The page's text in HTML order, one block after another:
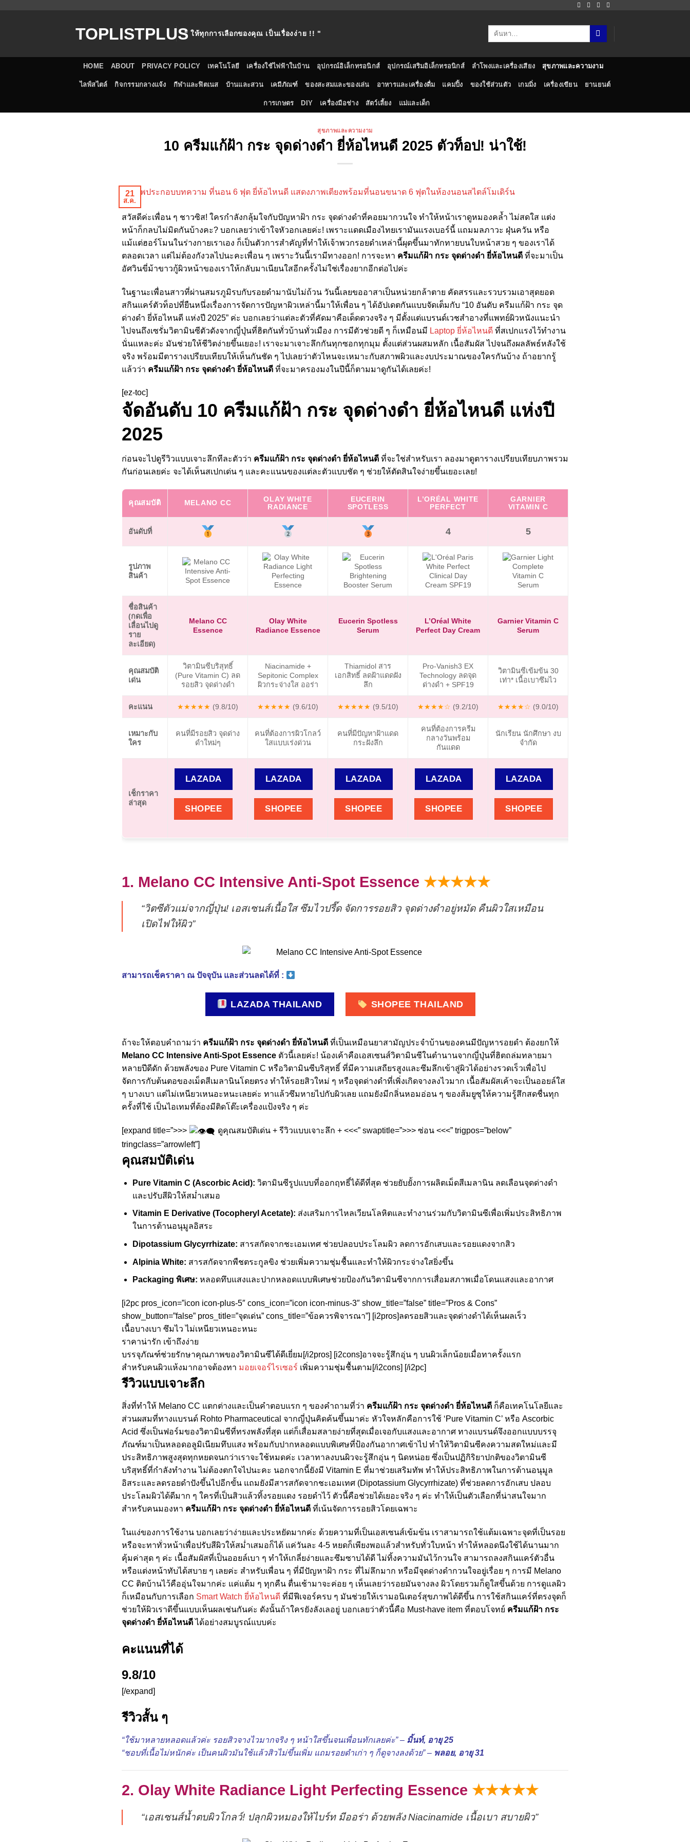
TOPLISTPLUS" ให้ทุกการเลือกของคุณ เป็นเรื่องง่าย !! "
HOME ABOUT PRIVACY POLICY เทคโนโลยี เครื่องใช้ไฟฟ้าในบ้าน อุปกรณ์อิเล็กทรอนิกส์ อุปกรณ์เสริมอิเล็กทรอนิกส์ ลำโพงและเครื่องเสียง สุขภาพและความงาม
ไลฟ์สไตล์ กิจกรรมกลางแจ้ง กีฬาและฟิตเนส บ้านและสวน เคมีภัณฑ์ ของสะสมและของเล่น อาหารและเครื่องดื่ม แคมปิ้ง ของใช้ส่วนตัว เกมมิ่ง เครื่องเขียน ยานยนต์
การเกษตร DIY เครื่องมือช่าง สัตว์เลี้ยง แม่และเด็ก
สุขภาพและความงาม
10 ครีมแก้ฝ้า กระ จุดด่างดํา ยี่ห้อไหนดี 2025 ตัวท็อป! น่าใช้!
21
ส.ค.
สวัสดีค่ะเพื่อน ๆ ชาวซิส! ใครกำลังกลุ้มใจกับปัญหาฝ้า กระ จุดด่างดำที่คอยมากวนใจ ทำให้หน้าเราดูหมองคล้ำ ไม่สดใส แต่ง
หน้าก็กลบไม่มิดกันบ้างคะ? บอกเลยว่าเข้าใจหัวอกเลยค่ะ! เพราะแดดเมืองไทยเรามันแรงเบอร์นี้ แถมมลภาวะ ฝุ่นควัน หรือ
แม้แต่ฮอร์โมนในร่างกายเราเอง ก็เป็นตัวการสำคัญที่ทำให้เจ้าพวกรอยดำเหล่านี้ผุดขึ้นมาทักทายบนใบหน้าสวย ๆ ของเราได้
ตลอดเวลา แต่ไม่ต้องกังวลไปนะคะเพื่อน ๆ เพราะวันนี้เรามีทางออก! การจะหา ครีมแก้ฝ้า กระ จุดด่างดํา ยี่ห้อไหนดี ที่จะมาเป็น
อัศวินขี่ม้าขาวกู้ผิวหน้าของเราให้กลับมาเนียนใสอีกครั้งไม่ใช่เรื่องยากอีกต่อไปค่ะ
ในฐานะเพื่อนสาวที่ผ่านสมรภูมิรบกับรอยดำมานับไม่ถ้วน วันนี้เลยขออาสาเป็นหน่วยกล้าตาย คัดสรรและรวบรวมเอาสุดยอด
สกินแคร์ตัวท็อปที่ยืนหนึ่งเรื่องการจัดการปัญหาผิวเหล่านี้มาให้เพื่อน ๆ ได้อัปเดตกันแบบจัดเต็มกับ “10 อันดับ ครีมแก้ฝ้า กระ จุด
ด่างดํา ยี่ห้อไหนดี แห่งปี 2025” ค่ะ บอกเลยว่าแต่ละตัวที่คัดมาคือเด็ดดวงจริง ๆ มีตั้งแต่แบรนด์เวชสำอางที่แพทย์ผิวหนังแนะนำ
ไปจนถึงเซรั่มวิตามินซีตัวดังจากญี่ปุ่นที่ฮิตกันทั่วบ้านทั่วเมือง การมีตัวช่วยดี ๆ ก็เหมือนมี Laptop ยี่ห้อไหนดี ที่สเปกแรงไว้ทำงาน
นั่นแหละค่ะ มันช่วยให้ชีวิตง่ายขึ้นเยอะ! เราจะมาเจาะลึกกันทุกซอกทุกมุม ตั้งแต่ส่วนผสมหลัก เนื้อสัมผัส ไปจนถึงผลลัพธ์หลังใช้
จริง พร้อมมีตารางเปรียบเทียบให้เห็นกันชัด ๆ ไปเลยว่าตัวไหนจะเหมาะกับสภาพผิวและงบประมาณของใครกันบ้าง ถ้าอยากรู้
แล้วว่า ครีมแก้ฝ้า กระ จุดด่างดํา ยี่ห้อไหนดี ที่จะมาครองมงในปีนี้ก็ตามมาดูกันได้เลยค่ะ!
[ez-toc]
จัดอันดับ 10 ครีมแก้ฝ้า กระ จุดด่างดํา ยี่ห้อไหนดี แห่งปี
2025
ก่อนจะไปดูรีวิวแบบเจาะลึกทีละตัวว่า ครีมแก้ฝ้า กระ จุดด่างดํา ยี่ห้อไหนดี ที่จะใช่สำหรับเรา ลองมาดูตารางเปรียบเทียบภาพรวม
กันก่อนเลยค่ะ จะได้เห็นสเปกเด่น ๆ และคะแนนของแต่ละตัวแบบชัด ๆ ช่วยให้ตัดสินใจง่ายขึ้นเยอะเลย!
คุณสมบัติ MELANO CC
OLAY WHITE
RADIANCE
EUCERIN
SPOTLESS
L’ORÉAL WHITE
PERFECT
GARNIER
VITAMIN C
อันดับที่ 4 5
รูปภาพ
สินค้า
ชื่อสินค้า
(กดเพื่อ
เลื่อนไปดู
ราย
ละเอียด)
Melano CC
Essence
Olay White
Radiance Essence
Eucerin Spotless
Serum
L’Oréal White
Perfect Day Cream
Garnier Vitamin C
Serum
คุณสมบัติ
เด่น
วิตามินซีบริสุทธิ์
(Pure Vitamin C) ลด
รอยสิว จุดด่างดำ
Niacinamide +
Sepitonic Complex
ผิวกระจ่างใส ออร่า
Thiamidol สาร
เอกสิทธิ์ ลดฝ้าแดดฝัง
ลึก
Pro-Vanish3 EX
Technology ลดจุด
ด่างดำ + SPF19
วิตามินซีเข้มข้น 30
เท่า* เนื้อเบาซึมไว
คะแนน ★★★★★ (9.8/10) ★★★★★ (9.6/10) ★★★★★ (9.5/10) ★★★★☆ (9.2/10) ★★★★☆ (9.0/10)
เหมาะกับ
ใคร
คนที่มีรอยสิว จุดด่าง
ดำใหม่ๆ
คนที่ต้องการผิวโกลว์
ใสแบบเร่งด่วน
คนที่มีปัญหาฝ้าแดด
กระฝังลึก
คนที่ต้องการครีม
กลางวันพร้อม
กันแดด
นักเรียน นักศึกษา งบ
จำกัด
เช็กราคา
ล่าสุด
LAZADA
SHOPEE
LAZADA
SHOPEE
LAZADA
SHOPEE
LAZADA
SHOPEE
LAZADA
SHOPEE
1. Melano CC Intensive Anti-Spot Essence ★★★★★
“วิตซีตัวแม่จากญี่ปุ่น! เอสเซนส์เนื้อใส ซึมไวปรี๊ด จัดการรอยสิว จุดด่างดำอยู่หมัด คืนผิวใสเหมือน
เปิดไฟให้ผิว”
สามารถเช็คราคา ณ ปัจจุบัน และส่วนลดได้ที่ :
LAZADA THAILAND SHOPEE THAILAND
ถ้าจะให้ตอบคำถามว่า ครีมแก้ฝ้า กระ จุดด่างดํา ยี่ห้อไหนดี ที่เป็นเหมือนยาสามัญประจำบ้านของคนมีปัญหารอยดำ ต้องยกให้
Melano CC Intensive Anti-Spot Essence ตัวนี้เลยค่ะ! น้องเค้าคือเอสเซนส์วิตามินซีในตำนานจากญี่ปุ่นที่ฮิตถล่มทลายมา
หลายปีดีดัก ด้วยพลังของ Pure Vitamin C หรือวิตามินซีบริสุทธิ์ ที่มีความเสถียรสูงและซึมลึกเข้าสู่ผิวได้อย่างรวดเร็วเพื่อไป
จัดการกับต้นตอของเม็ดสีเมลานินโดยตรง ทำให้รอยสิวใหม่ ๆ หรือจุดด่างดำที่เพิ่งเกิดจางลงไวมาก เนื้อสัมผัสเค้าจะเป็นออยล์ใส
ๆ บางเบา แต่ไม่เหนียวเหนอะหนะเลยค่ะ ทาแล้วซึมหายไปกับผิวเลย แถมยังมีกลิ่นหอมอ่อน ๆ ของส้มยูซุให้ความรู้สึกสดชื่นทุก
ครั้งที่ใช้ เป็นไอเทมที่ต้องมีติดโต๊ะเครื่องแป้งจริง ๆ ค่ะ
[expand title=”>>>
ดูคุณสมบัติเด่น + รีวิวแบบเจาะลึก + <<<” swaptitle=”>>> ซ่อน <<<” trigpos=”below”
tringclass=”arrowleft”]
คุณสมบัติเด่น
Pure Vitamin C (Ascorbic Acid): วิตามินซีรูปแบบที่ออกฤทธิ์ได้ดีที่สุด ช่วยยับยั้งการผลิตเม็ดสีเมลานิน ลดเลือนจุดด่างดำ
และปรับสีผิวให้สม่ำเสมอ
Vitamin E Derivative (Tocopheryl Acetate): ส่งเสริมการไหลเวียนโลหิตและทำงานร่วมกับวิตามินซีเพื่อเพิ่มประสิทธิภาพ
ในการต้านอนุมูลอิสระ
Dipotassium Glycyrrhizate: สารสกัดจากชะเอมเทศ ช่วยปลอบประโลมผิว ลดการอักเสบและรอยแดงจากสิว
Alpinia White: สารสกัดจากพืชตระกูลขิง ช่วยเพิ่มความชุ่มชื้นและทำให้ผิวกระจ่างใสยิ่งขึ้น
Packaging พิเศษ: หลอดทึบแสงและปากหลอดแบบพิเศษช่วยป้องกันวิตามินซีจากการเสื่อมสภาพเมื่อโดนแสงและอากาศ
[i2pc pros_icon=”icon icon-plus-5″ cons_icon=”icon icon-minus-3″ show_title=”false” title=”Pros & Cons”
show_button=”false” pros_title=”จุดเด่น” cons_title=”ข้อควรพิจารณา”] [i2pros]ลดรอยสิวและจุดด่างดำได้เห็นผลเร็ว
เนื้อบางเบา ซึมไว ไม่เหนียวเหนอะหนะ
ราคาน่ารัก เข้าถึงง่าย
บรรจุภัณฑ์ช่วยรักษาคุณภาพของวิตามินซีได้ดีเยี่ยม[/i2pros] [i2cons]อาจจะรู้สึกอุ่น ๆ บนผิวเล็กน้อยเมื่อทาครั้งแรก
สำหรับคนผิวแห้งมากอาจต้องทา มอยเจอร์ไรเซอร์ เพิ่มความชุ่มชื้นตาม[/i2cons] [/i2pc]
รีวิวแบบเจาะลึก
สิ่งที่ทำให้ Melano CC แตกต่างและเป็นคำตอบแรก ๆ ของคำถามที่ว่า ครีมแก้ฝ้า กระ จุดด่างดํา ยี่ห้อไหนดี ก็คือเทคโนโลยีและ
ส่วนผสมที่ทางแบรนด์ Rohto Pharmaceutical จากญี่ปุ่นคิดค้นขึ้นมาค่ะ หัวใจหลักคือการใช้ ‘Pure Vitamin C’ หรือ Ascorbic
Acid ซึ่งเป็นฟอร์มของวิตามินซีที่ทรงพลังที่สุด แต่ก็เสื่อมสลายง่ายที่สุดเมื่อเจอกับแสงและอากาศ ทางแบรนด์จึงออกแบบบรรจุ
ภัณฑ์มาเป็นหลอดอลูมิเนียมทึบแสง พร้อมกับปากหลอดแบบพิเศษที่ป้องกันอากาศเข้าไป ทำให้วิตามินซีคงความสดใหม่และมี
ประสิทธิภาพสูงสุดทุกหยดจนกว่าเราจะใช้หมดค่ะ เวลาทาลงบนผิวจะรู้สึกอุ่น ๆ นิดหน่อย ซึ่งเป็นปฏิกิริยาปกติของวิตามินซี
บริสุทธิ์ที่กำลังทำงาน ไม่ต้องตกใจไปนะคะ นอกจากนี้ยังมี Vitamin E ที่มาช่วยเสริมทัพ ทำให้ประสิทธิภาพในการต้านอนุมูล
อิสระและลดรอยดำปังขึ้นไปอีกขั้น แถมยังมีสารสกัดจากชะเอมเทศ (Dipotassium Glycyrrhizate) ที่ช่วยลดการอักเสบ ปลอบ
ประโลมผิวได้ดีมาก ๆ ใครที่เป็นสิวแล้วทิ้งรอยแดง รอยดำไว้ ตัวนี้คือช่วยได้เยอะจริง ๆ ค่ะ ทำให้เป็นตัวเลือกที่น่าสนใจมาก
สำหรับคนมองหา ครีมแก้ฝ้า กระ จุดด่างดํา ยี่ห้อไหนดี ที่เน้นจัดการรอยสิวโดยเฉพาะ
ในแง่ของการใช้งาน บอกเลยว่าง่ายและประหยัดมากค่ะ ด้วยความที่เป็นเอสเซนส์เข้มข้น เราสามารถใช้แต้มเฉพาะจุดที่เป็นรอย
หรือจะทาทั่วหน้าเพื่อปรับสีผิวให้สม่ำเสมอก็ได้ แค่วันละ 4-5 หยดก็เพียงพอแล้วสำหรับทั่วใบหน้า ทำให้หลอดนึงใช้ได้นานมาก
คุ้มค่าสุด ๆ ค่ะ เนื้อสัมผัสที่เป็นออยล์เบา ๆ ทำให้เกลี่ยง่ายและซึมซาบได้ดี ไม่ทิ้งความมันไว้กวนใจ สามารถลงสกินแคร์ตัวอื่น
หรือแต่งหน้าทับได้สบาย ๆ เลยค่ะ สำหรับเพื่อน ๆ ที่มีปัญหาฝ้า กระ ที่ไม่ลึกมาก หรือมีจุดด่างดำกวนใจอยู่เรื่อย ๆ การมี Melano
CC ติดบ้านไว้คืออุ่นใจมากค่ะ แค่แต้ม ๆ ทุกคืน ตื่นเช้ามาจะค่อย ๆ เห็นเลยว่ารอยมันจางลง ผิวโดยรวมก็ดูใสขึ้นด้วย การดูแลผิว
ก็เหมือนกับการเลือก Smart Watch ยี่ห้อไหนดี ที่มีฟีเจอร์ครบ ๆ มันช่วยให้เรามอนิเตอร์สุขภาพได้ดีขึ้น การใช้สกินแคร์ที่ตรงจุดก็
ช่วยให้ผิวเราดีขึ้นแบบเห็นผลเช่นกันค่ะ ดังนั้นถ้าใครยังลังเลอยู่ บอกเลยว่าตัวนี้คือ Must-have item ที่ตอบโจทย์ ครีมแก้ฝ้า กระ
จุดด่างดํา ยี่ห้อไหนดีได้อย่างสมบูรณ์แบบค่ะ
คะแนนที่ได้
9.8/10
[/expand]
รีวิวสั้น ๆ
“ใช้มาหลายหลอดแล้วค่ะ รอยสิวจางไวมากจริง ๆ หน้าใสขึ้นจนเพื่อนทักเลยค่ะ” – มิ้นท์, อายุ 25
“ชอบที่เนื้อไม่หนักค่ะ เป็นคนผิวมันใช้แล้วสิวไม่ขึ้นเพิ่ม แถมรอยดำเก่า ๆ ก็ดูจางลงด้วย” – พลอย, อายุ 31
2. Olay White Radiance Light Perfecting Essence ★★★★★
“เอสเซนส์น้ำตบผิวโกลว์! ปลุกผิวหมองให้ไบร์ท มีออร่า ด้วยพลัง Niacinamide เนื้อเบา สบายผิว”